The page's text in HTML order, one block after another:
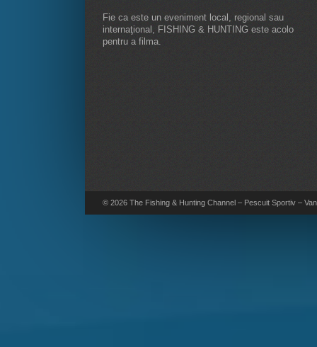
Fie ca este un eveniment local, regional sau
internaţional, FISHING & HUNTING este acolo
pentru a filma.
© 2026 The Fishing & Hunting Channel – Pescuit Sportiv –